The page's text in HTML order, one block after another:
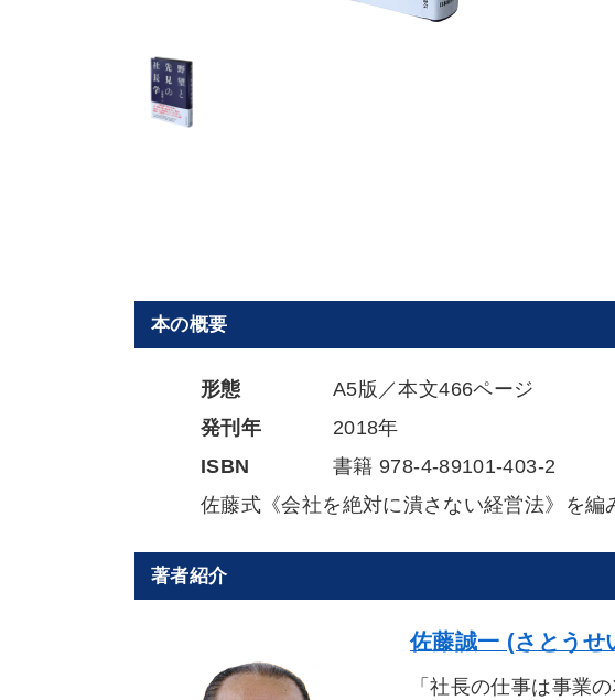
本の概要
形態
A5版／本文466ページ
発刊年
2018年
ISBN
書籍 978-4-89101-403-2
佐藤式《会社を絶対に潰さない経営法》を編
著者紹介
佐藤誠一 (さとうせ
「社長の仕事は事業